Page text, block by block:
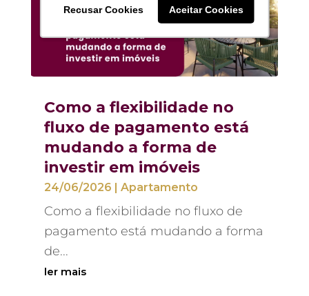
Recusar Cookies Aceitar Cookies
Recusar Cookies Aceitar Cookies
Como a flexibilidade no
fluxo de pagamento está
mudando a forma de
investir em imóveis
24/06/2026 | Apartamento
Como a flexibilidade no fluxo de
pagamento está mudando a forma
de...
ler mais